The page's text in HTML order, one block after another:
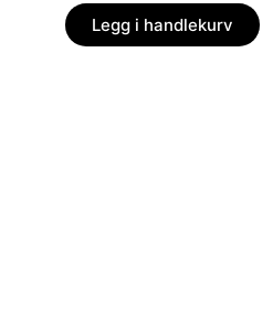
Legg i handlekurv